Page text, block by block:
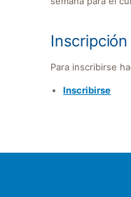
Inscripción
Para inscribirse
Inscribirse